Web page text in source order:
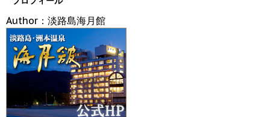
Author：淡路島海月館